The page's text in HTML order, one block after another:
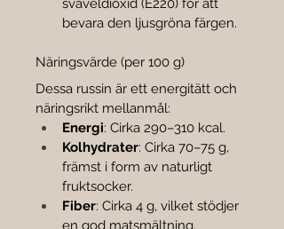
svaveldioxid (E220) för att
bevara den ljusgröna färgen.
Näringsvärde (per 100 g)
Dessa russin är ett energitätt och
näringsrikt mellanmål:
Energi: Cirka 290–310 kcal.
Kolhydrater: Cirka 70–75 g,
främst i form av naturligt
fruktsocker.
Fiber: Cirka 4 g, vilket stödjer